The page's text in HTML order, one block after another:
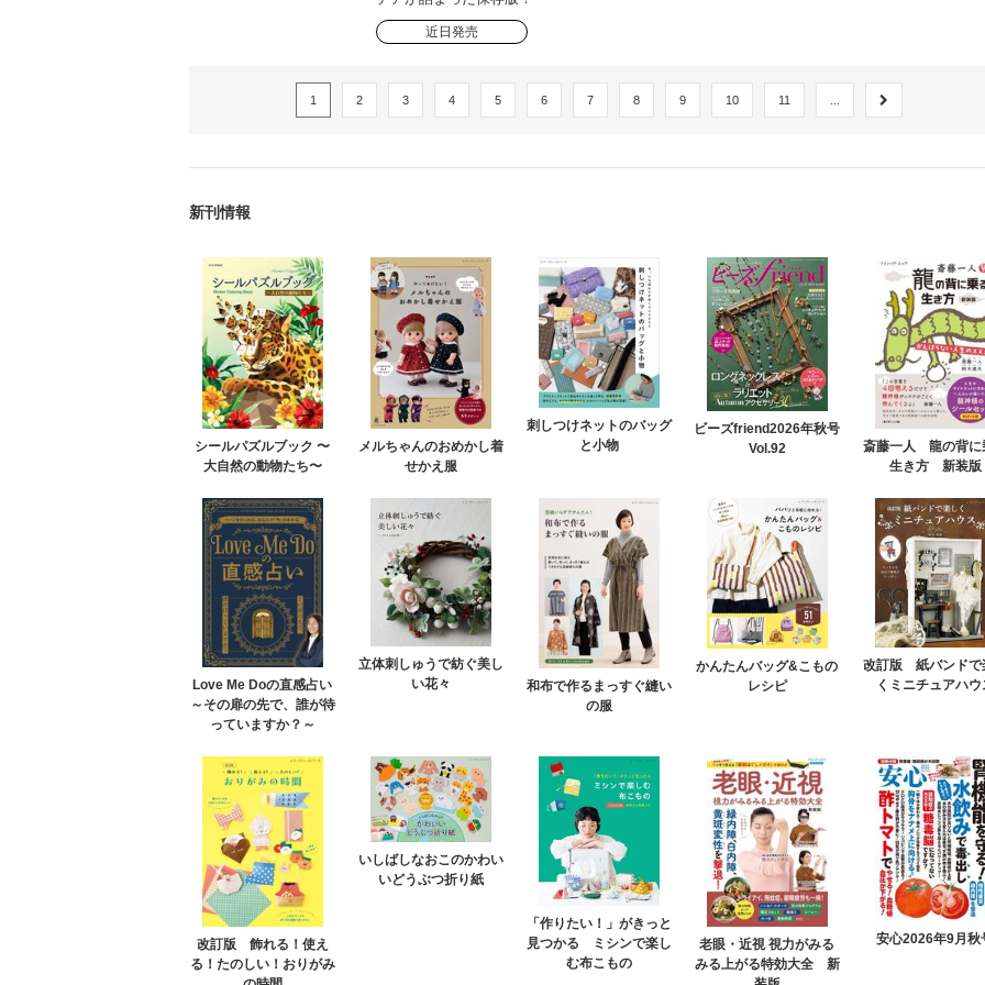
近日発売
1 2 3 4 5 6 7 8 9 10 11 ...
新刊情報
シールパズルブック 〜
大自然の動物たち〜
メルちゃんのおめかし着
せかえ服
刺しつけネットのバッグ
と小物
ビーズfriend2026年秋号
Vol.92
斎藤一人 龍の背に
生き方 新装版
Love Me Doの直感占い
～その扉の先で、誰が待
っていますか？～
立体刺しゅうで紡ぐ美し
い花々
和布で作るまっすぐ縫い
の服
かんたんバッグ&こもの
レシピ
改訂版 紙バンドで
くミニチュアハウ
改訂版 飾れる！使え
る！たのしい！おりがみ
いしばしなおこのかわい
いどうぶつ折り紙
「作りたい！」がきっと
見つかる ミシンで楽し
む布こもの
老眼・近視 視力がみる
みる上がる特効大全 新
安心2026年9月秋